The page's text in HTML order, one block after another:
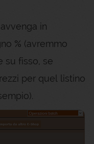
in
% (avremmo
su fisso, se
per quel listino